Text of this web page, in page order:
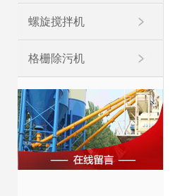
螺旋搅拌机
格栅除污机